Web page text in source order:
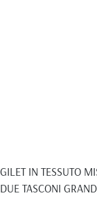
GILET IN TESSUTO
DUE TASCONI